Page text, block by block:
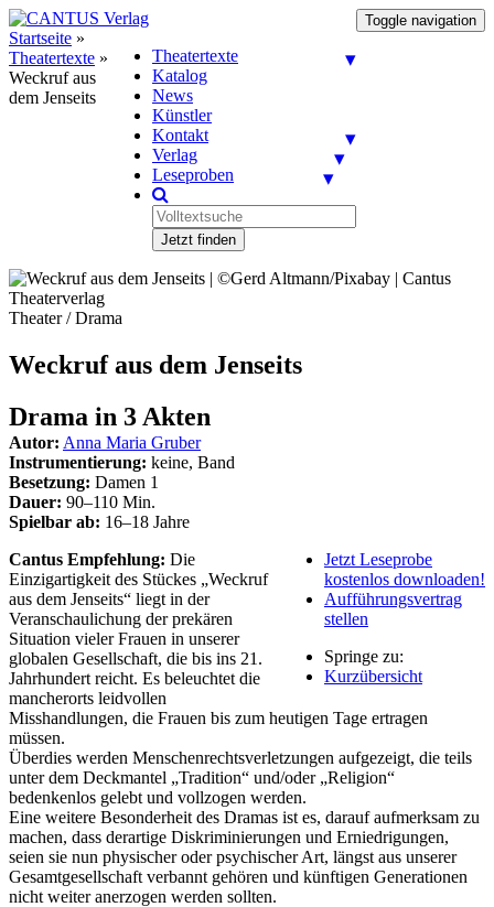
Toggle navigation
Theatertexte
Katalog
News
Künstler
Kontakt
Verlag
Leseproben
Jetzt finden
Startseite »
Theatertexte »
Weckruf aus
dem Jenseits
Theater / Drama
Weckruf aus dem Jenseits
Drama in 3 Akten
Autor: Anna Maria Gruber
Instrumentierung: keine, Band
Besetzung: Damen 1
Dauer: 90–110 Min.
Spielbar ab: 16–18 Jahre
Jetzt Leseprobe
kostenlos downloaden!
Aufführungsvertrag
stellen
Springe zu:
Kurzübersicht
Cantus Empfehlung: Die
Einzigartigkeit des Stückes „Weckruf
aus dem Jenseits“ liegt in der
Veranschaulichung der prekären
Situation vieler Frauen in unserer
globalen Gesellschaft, die bis ins 21.
Jahrhundert reicht. Es beleuchtet die
mancherorts leidvollen
Misshandlungen, die Frauen bis zum heutigen Tage ertragen
müssen.
Überdies werden Menschenrechtsverletzungen aufgezeigt, die teils
unter dem Deckmantel „Tradition“ und/oder „Religion“
bedenkenlos gelebt und vollzogen werden.
Eine weitere Besonderheit des Dramas ist es, darauf aufmerksam zu
machen, dass derartige Diskriminierungen und Erniedrigungen,
seien sie nun physischer oder psychischer Art, längst aus unserer
Gesamtgesellschaft verbannt gehören und künftigen Generationen
nicht weiter anerzogen werden sollten.